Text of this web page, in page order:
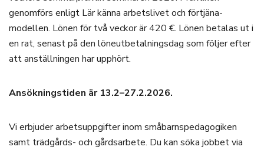
genomförs enligt Lär känna arbetslivet och förtjäna-
modellen. Lönen för två veckor är 420 €. Lönen betalas ut i
en rat, senast på den löneutbetalningsdag som följer efter
att anställningen har upphört.
Ansökningstiden är 13.2–27.2.2026.
Vi erbjuder arbetsuppgifter inom småbarnspedagogiken
samt trädgårds- och gårdsarbete. Du kan söka jobbet via